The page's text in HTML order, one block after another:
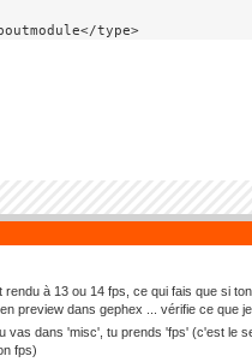
type>
422</buf> </dataitem>
type>
490</buf> </dataitem>
plug_id> </from>
à 13 ou 14 fps, ce qui fais que si
preview dans gephex ... vérifie ce que
vas dans 'misc', tu prends 'fps' (c'est le
fps)